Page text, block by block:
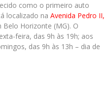
como o primeiro auto
localizado na Avenida Pedro II,
Belo Horizonte (MG). O
feira, das 9h às 19h; aos
das 9h às 13h – dia de